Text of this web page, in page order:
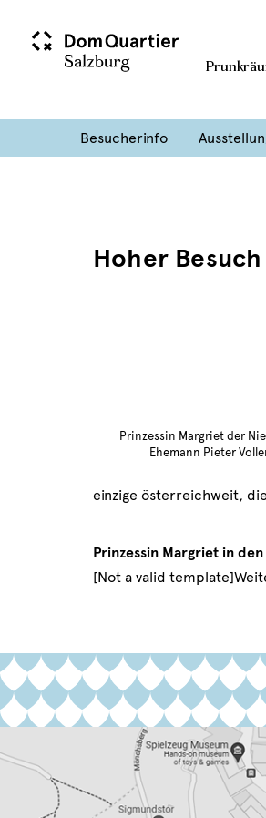
Besucherinfo
Hoher
Prinzessin Margriet der
Ehemann Pieter
einzige österreichweit,
Prinzessin Margriet in
[Not a valid